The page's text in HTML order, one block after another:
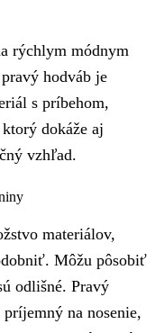
rýchlym módnym
hodváb je
s príbehom,
dokáže aj
vzhľad.
materiálov,
Môžu pôsobiť
odlišné. Pravý
na nosenie,